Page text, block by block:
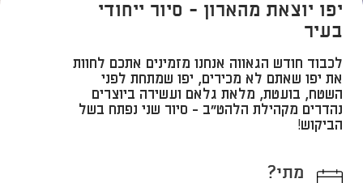
יפו יוצאת מהארון - סיור ייחודי
בעיר
לכבוד חודש הגאווה אנחנו מזמינים אתכם לחוות
את יפו שאתם לא מכירים, יפו שמתחת לפני
השטח, בועטת, מלאת גלאם ועשירה ביוצרים
נהדרים מקהילת הלהט"ב - סיור שני נפתח בשל
הביקוש!
מתי?